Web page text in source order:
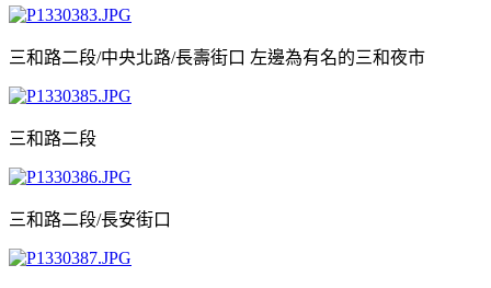
三和路二段/中央北路/長壽街口 左邊為有名的三和夜市
三和路二段
三和路二段/長安街口